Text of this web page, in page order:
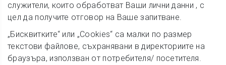
служители, които обработват Ваши лични данни , с
цел да получите отговор на Ваше запитване.
„Бисквитките“ или „Cookies“ са малки по размер
текстови файлове, съхранявани в директориите на
браузъра, използван от потребителя/ посетителя.